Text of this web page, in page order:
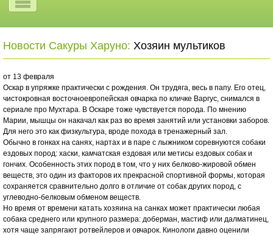
Новости Сакуры Харуно: Хозяин мультиков
от 13 февраля
Оскар в упряжке практически с рождения. Он трудяга, весь в папу. Его отец,
чистокровная восточноевропейская овчарка по кличке Варгус, снимался в
сериале про Мухтара. В Оскаре тоже чувствуется порода. По мнению
Марии, мышцы он накачал как раз во время занятий или установки заборов.
Для него это как физкультура, вроде похода в тренажерный зал.
Обычно в гонках на санях, нартах и в паре с лыжником соревнуются собаки
ездовых пород: хаски, камчатская ездовая или метисы ездовых собак и
гончих. Особенность этих пород в том, что у них белково-жировой обмен
веществ, это один из факторов их прекрасной спортивной формы, которая
сохраняется сравнительно долго в отличие от собак других пород, с
углеводно-белковым обменом веществ.
Но время от времени катать хозяина на санках может практически любая
собака среднего или крупного размера: доберман, мастиф или далматинец,
хотя чаще запрягают ротвейлеров и овчарок. Кинологи давно оценили